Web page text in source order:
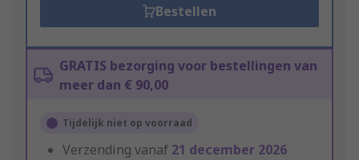
Bestellen
GRATIS bezorging voor bestellingen van
meer dan € 90,00
Tijdelijk niet op voorraad
Verzending vanaf 21 december 2026